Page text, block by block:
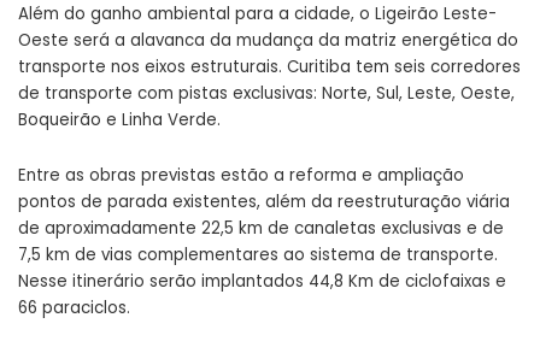
Além do ganho ambiental para a cidade, o Ligeirão Leste-
Oeste será a alavanca da mudança da matriz energética do
transporte nos eixos estruturais. Curitiba tem seis corredores
de transporte com pistas exclusivas: Norte, Sul, Leste, Oeste,
Boqueirão e Linha Verde.
Entre as obras previstas estão a reforma e ampliação
pontos de parada existentes, além da reestruturação viária
de aproximadamente 22,5 km de canaletas exclusivas e de
7,5 km de vias complementares ao sistema de transporte.
Nesse itinerário serão implantados 44,8 Km de ciclofaixas e
66 paraciclos.